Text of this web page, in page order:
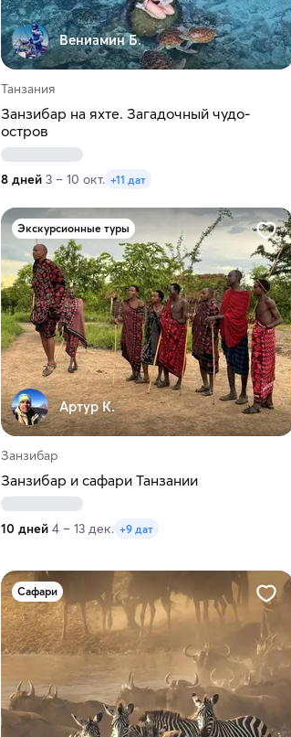
Вениамин Б.
Танзания
Занзибар на яхте. Загадочный чудо-
остров
8 дней 3 – 10 окт. +11 дат
Экскурсионные туры
Артур К.
Занзибар
Занзибар и сафари Танзании
10 дней 4 – 13 дек. +9 дат
Сафари